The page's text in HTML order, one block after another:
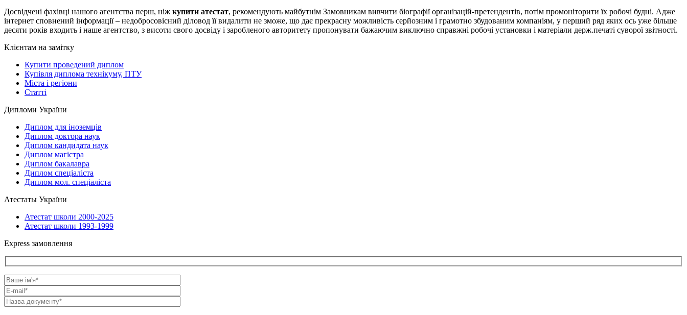
Досвідчені фахівці нашого агентства перш, ніж купити атестат, рекомендують майбутнім Замовникам вивчити біографії організацій-претендентів, потім промоніторити їх робочі будні. Адже
інтернет сповнений інформації – недобросовісний діловод її видалити не зможе, що дає прекрасну можливість серйозним і грамотно збудованим компаніям, у перший ряд яких ось уже більше
десяти років входить і наше агентство, з висоти свого досвіду і заробленого авторитету пропонувати бажаючим виключно справжні робочі установки і матеріали держ.печаті суворої звітності.
Клієнтам на замітку
Купити проведений диплом
Купівля диплома технікуму, ПТУ
Міста і регіони
Статті
Дипломи України
Диплом для іноземців
Диплом доктора наук
Диплом кандидата наук
Диплом магістра
Диплом бакалавра
Диплом спеціаліста
Диплом мол. спеціаліста
Атестаты України
Атестат школи 2000-2025
Атестат школи 1993-1999
Express замовлення